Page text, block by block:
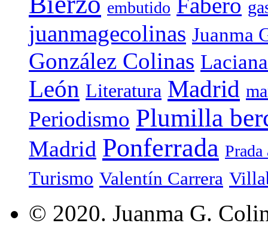
embutido Fabero
juanmagecolinas Juanma
González Colinas Laciana
León Literatura Madrid
Periodismo Plumilla
Madrid Ponferrada Prada
Turismo Valentín Carrera
© 2020. Juanma G.